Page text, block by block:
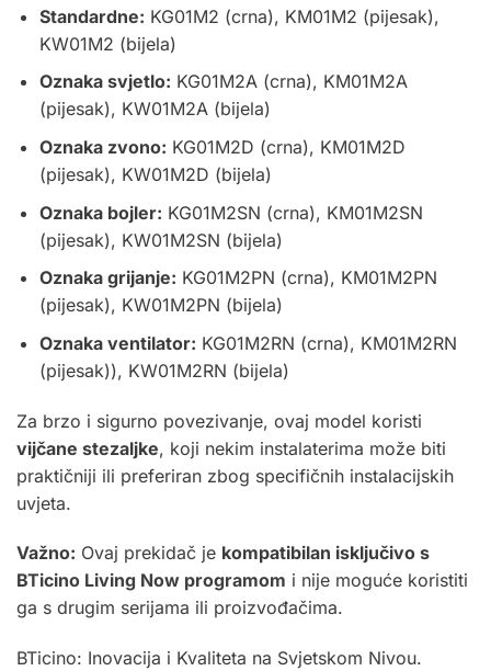
Standardne: KG01M2 (crna), KM01M2 (pijesak),
KW01M2 (bijela)
Oznaka svjetlo: KG01M2A (crna), KM01M2A
(pijesak), KW01M2A (bijela)
Oznaka zvono: KG01M2D (crna), KM01M2D
(pijesak), KW01M2D (bijela)
Oznaka bojler: KG01M2SN (crna), KM01M2SN
(pijesak), KW01M2SN (bijela)
Oznaka grijanje: KG01M2PN (crna), KM01M2PN
(pijesak), KW01M2PN (bijela)
Oznaka ventilator: KG01M2RN (crna), KM01M2RN
(pijesak)), KW01M2RN (bijela)
Za brzo i sigurno povezivanje, ovaj model koristi
vijčane stezaljke, koji nekim instalaterima može biti
praktičniji ili preferiran zbog specifičnih instalacijskih
uvjeta.
Važno: Ovaj prekidač je kompatibilan isključivo s
BTicino Living Now programom i nije moguće koristiti
ga s drugim serijama ili proizvođačima.
BTicino: Inovacija i Kvaliteta na Svjetskom Nivou.